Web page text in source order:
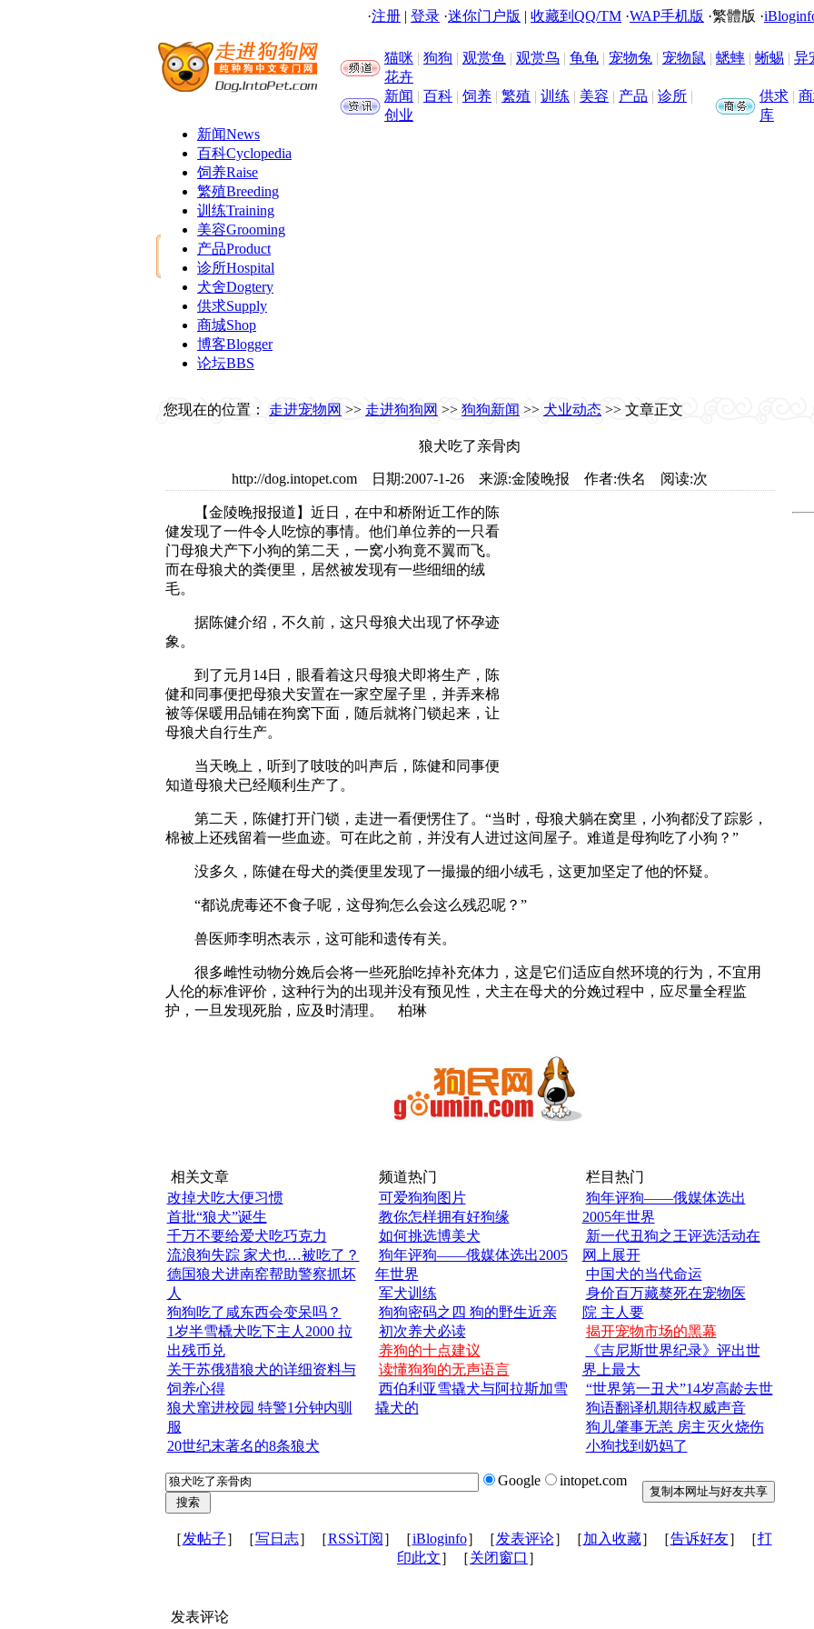
·注册 | 登录 ·迷你门户版 | 收藏到QQ/TM ·WAP手机版 ·繁體版 ·
猫咪 | 狗狗 | 观赏鱼 | 观赏鸟 | 龟龟 | 宠物兔 | 宠物鼠 | 蟋蟀 | 蜥蜴 | 异
花卉
新闻 | 百科 | 饲养 | 繁殖 | 训练 | 美容 | 产品 | 诊所 |
创业
供求 |
库
新闻News
百科Cyclopedia
饲养Raise
繁殖Breeding
训练Training
美容Grooming
产品Product
诊所Hospital
犬舍Dogtery
供求Supply
商城Shop
博客Blogger
论坛BBS
您现在的位置： 走进宠物网 >> 走进狗狗网 >> 狗狗新闻 >> 犬业动态 >> 文章正文
狼犬吃了亲骨肉
http://dog.intopet.com 日期:2007-1-26 来源:金陵晚报 作者:佚名 阅读:次
【金陵晚报报道】近日，在中和桥附近工作的陈
健发现了一件令人吃惊的事情。他们单位养的一只看
门母狼犬产下小狗的第二天，一窝小狗竟不翼而飞。
而在母狼犬的粪便里，居然被发现有一些细细的绒
毛。
据陈健介绍，不久前，这只母狼犬出现了怀孕迹
象。
到了元月14日，眼看着这只母狼犬即将生产，陈
健和同事便把母狼犬安置在一家空屋子里，并弄来棉
被等保暖用品铺在狗窝下面，随后就将门锁起来，让
母狼犬自行生产。
当天晚上，听到了吱吱的叫声后，陈健和同事便
知道母狼犬已经顺利生产了。
第二天，陈健打开门锁，走进一看便愣住了。“当时，母狼犬躺在窝里，小狗都没了踪影，
棉被上还残留着一些血迹。可在此之前，并没有人进过这间屋子。难道是母狗吃了小狗？”
没多久，陈健在母犬的粪便里发现了一撮撮的细小绒毛，这更加坚定了他的怀疑。
“都说虎毒还不食子呢，这母狗怎么会这么残忍呢？”
兽医师李明杰表示，这可能和遗传有关。
很多雌性动物分娩后会将一些死胎吃掉补充体力，这是它们适应自然环境的行为，不宜用
人伦的标准评价，这种行为的出现并没有预见性，犬主在母犬的分娩过程中，应尽量全程监
护，一旦发现死胎，应及时清理。 柏琳
相关文章
改掉犬吃大便习惯
首批“狼犬”诞生
千万不要给爱犬吃巧克力
流浪狗失踪 家犬也…被吃了？
德国狼犬进南窑帮助警察抓坏
人
狗狗吃了咸东西会变呆吗？
1岁半雪橇犬吃下主人2000 拉
出残币兑
关于苏俄猎狼犬的详细资料与
饲养心得
狼犬窜进校园 特警1分钟内驯
服
20世纪末著名的8条狼犬
频道热门
可爱狗狗图片
教你怎样拥有好狗缘
如何挑选博美犬
狗年评狗——俄媒体选出2005
年世界
军犬训练
狗狗密码之四 狗的野生近亲
初次养犬必读
养狗的十点建议
读懂狗狗的无声语言
西伯利亚雪撬犬与阿拉斯加雪
撬犬的
栏目热门
狗年评狗——俄媒体选出
2005年世界
新一代丑狗之王评选活动在
网上展开
中国犬的当代命运
身价百万藏獒死在宠物医
院 主人要
揭开宠物市场的黑幕
《吉尼斯世界纪录》评出世
界上最大
“世界第一丑犬”14岁高龄去世
狗语翻译机期待权威声音
狗儿肇事无恙 房主灭火烧伤
小狗找到奶妈了
Google intopet.com
［发帖子］［写日志］［RSS订阅 ］［iBloginfo］［发表评论］［加入收藏］［告诉好友］［打
印此文］［关闭窗口 ］
发表评论